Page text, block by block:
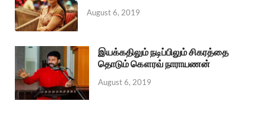
August 6, 2019
இயக்கதிலும் நடிப்பிலும் சிகரத்தை
தொடும் கௌரவ் நாராயணன்
August 6, 2019